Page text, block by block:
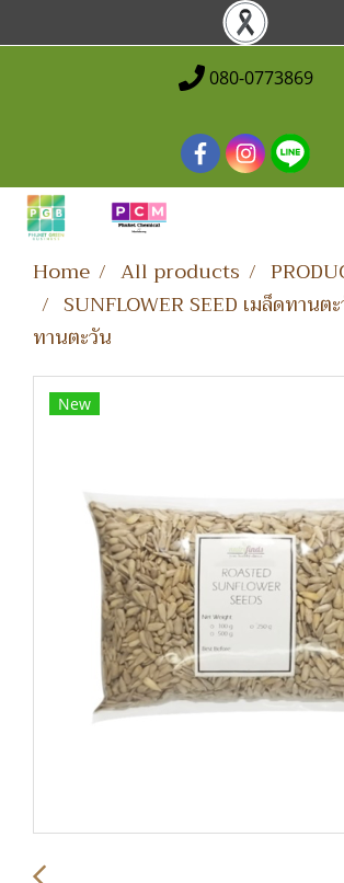
080-0773869
Home All products
SUNFLOWER SEED เมล็ดทานต
ทานตะวัน
New